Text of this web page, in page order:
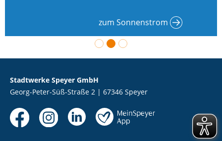
zum Sonnenstrom
Stadtwerke Speyer GmbH
Georg-Peter-Süß-Straße 2 | 67346 Speyer